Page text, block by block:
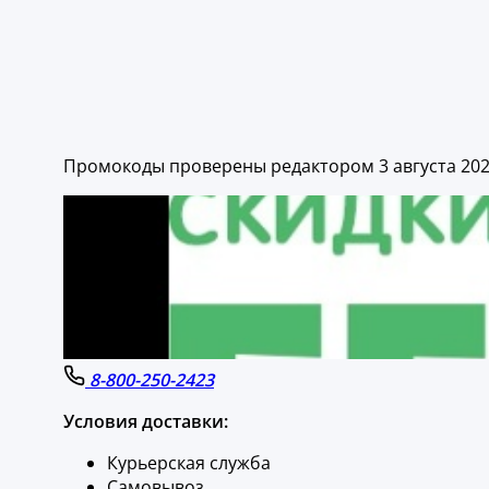
Промокоды проверены редактором 3 августа
8-800-250-2423
Условия доставки:
Курьерская служба